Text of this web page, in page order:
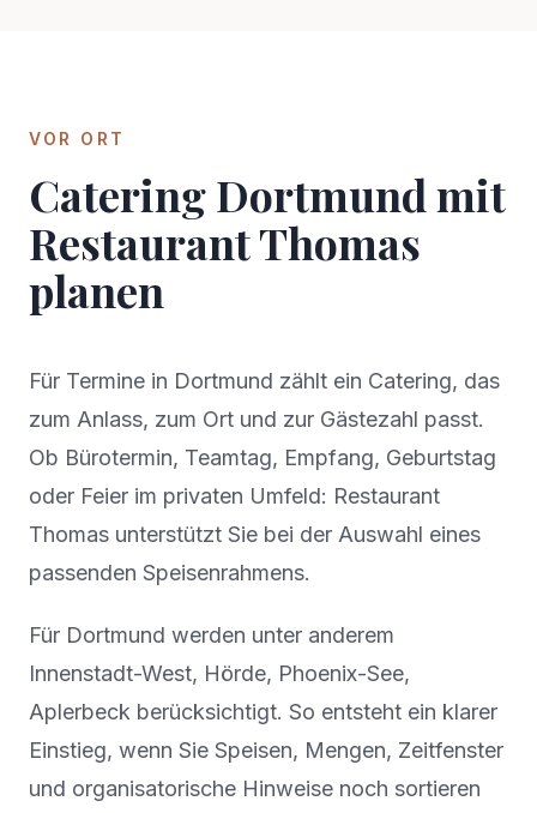
VOR ORT
CateringDortmundmit
Restaurant Thomas
planen
Für Termine in Dortmund zählt ein Catering, das
zum Anlass, zum Ort und zur Gästezahl passt.
Ob Bürotermin, Teamtag, Empfang, Geburtstag
oder Feier im privaten Umfeld: Restaurant
Thomas unterstützt Sie bei der Auswahl eines
passenden Speisenrahmens.
Für Dortmund werden unter anderem
Innenstadt-West, Hörde, Phoenix-See,
Aplerbeck berücksichtigt. So entsteht ein klarer
Einstieg, wenn Sie Speisen, Mengen, Zeitfenster
und organisatorische Hinweise noch sortieren